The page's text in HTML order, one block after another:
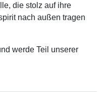
die stolz auf ihre
nach außen tragen
werde Teil unserer